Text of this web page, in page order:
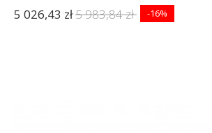
5 026,43 zł5 983,84 zł -16%